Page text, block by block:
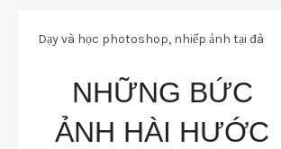
Dạy và học photoshop, nhiếp ảnh tại đà
nhiepanh Về nghệ thuật
Những bức ảnh hài hước sáng tạo truyền
cảm hứng
NHỮNG BỨC
ẢNH HÀI HƯỚC